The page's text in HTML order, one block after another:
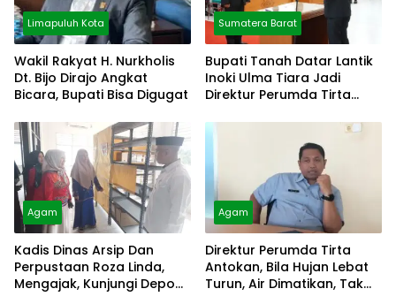
Limapuluh Kota
Wakil Rakyat H. Nurkholis
Dt. Bijo Dirajo Angkat
Bicara, Bupati Bisa Digugat
Sumatera Barat
Bupati Tanah Datar Lantik
Inoki Ulma Tiara Jadi
Direktur Perumda Tirta
Agam
Kadis Dinas Arsip Dan
Perpustaan Roza Linda,
Mengajak, Kunjungi Depo
Agam
Direktur Perumda Tirta
Antokan, Bila Hujan Lebat
Turun, Air Dimatikan, Tak